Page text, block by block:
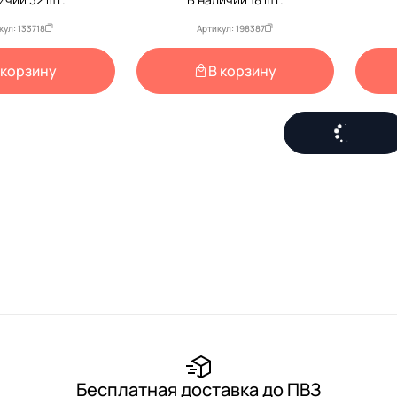
133718 Артикул: 198387
В корзину
Бесплатная доставка до ПВЗ